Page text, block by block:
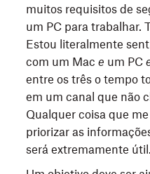
muitos requisitos de
um PC para trabalhar.
Estou literalmente
com um Mace um PC
entre os três o tempo
em um canal que não
Qualquer coisa que
priorizar as
será extremamente